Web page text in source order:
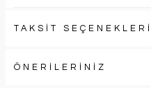
TAKSİT SEÇENEKLERİ
ÖNERİLERİNİZ